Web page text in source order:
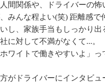
間関係や、ドライバーの
みんな程よい(笑) 距離感
し、家族手当もしっかり出
に対して不満がなくて...。
ホワイトで働きやすいよ」
がドライバーにインタビ